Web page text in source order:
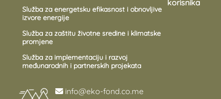
Služba za energetsku efikasnost i obnovljive
izvore energije
Služba za zaštitu životne sredine i klimatske
promjene
Služba za implementaciju i razvoj
međunarodnih i partnerskih projekata
korisnika
info@eko-fond.co.me